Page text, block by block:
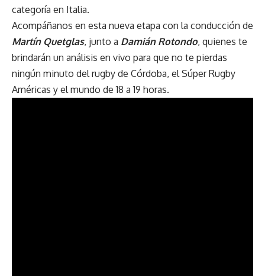
categoría en Italia.
Acompáñanos en esta nueva etapa con la conducción de
Martín Quetglas, junto a Damián Rotondo, quienes te
brindarán un análisis en vivo para que no te pierdas
ningún minuto del rugby de Córdoba, el Súper Rugby
Américas y el mundo de 18 a 19 horas.